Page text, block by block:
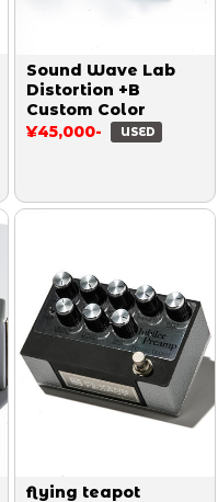
Sound Wave Lab
Distortion +B
Custom Color
¥45,000-
USED
flying teapot